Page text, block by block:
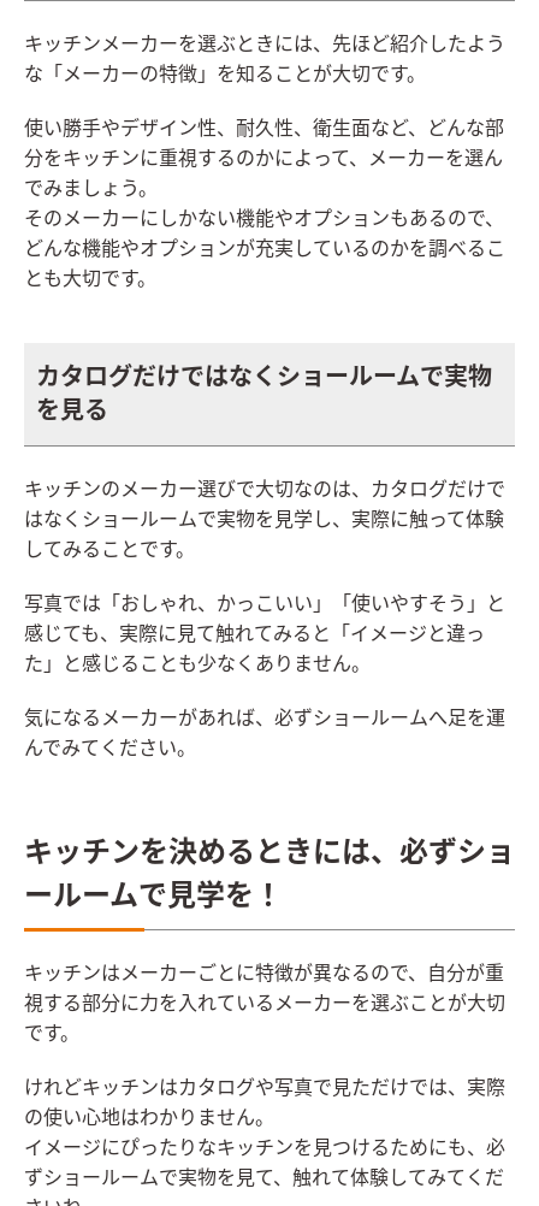
キッチンメーカーを選ぶときには、先ほど紹介したよう
な「メーカーの特徴」を知ることが大切です。
使い勝手やデザイン性、耐久性、衛生面など、どんな部
分をキッチンに重視するのかによって、メーカーを選ん
でみましょう。
そのメーカーにしかない機能やオプションもあるので、
どんな機能やオプションが充実しているのかを調べるこ
とも大切です。
カタログだけではなくショールームで実物
を見る
キッチンのメーカー選びで大切なのは、カタログだけで
はなくショールームで実物を見学し、実際に触って体験
してみることです。
写真では「おしゃれ、かっこいい」「使いやすそう」と
感じても、実際に見て触れてみると「イメージと違っ
た」と感じることも少なくありません。
気になるメーカーがあれば、必ずショールームへ足を運
んでみてください。
キッチンを決めるときには、必ずショ
ールームで見学を！
キッチンはメーカーごとに特徴が異なるので、自分が重
視する部分に力を入れているメーカーを選ぶことが大切
です。
けれどキッチンはカタログや写真で見ただけでは、実際
の使い心地はわかりません。
イメージにぴったりなキッチンを見つけるためにも、必
ずショールームで実物を見て、触れて体験してみてくだ